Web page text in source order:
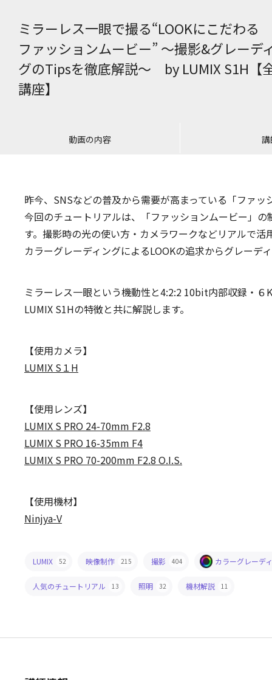
ミラーレス一眼で撮る“LOOKにこだわる
ファッションムービー” ～撮影&グレーデ
グのTipsを徹底解説～ by LUMIX S1H【
講座】
動画の内容
昨今、SNSなどの普及から需要が高まっている「ファッ
今回のチュートリアルは、「ファッションムービー」
す。撮影時の光の使い方・カメラワークなどリアルで
カラーグレーディングによるLOOKの追求からグレーデ
ミラーレス一眼という機動性と4:2:2 10bit内部収録・
LUMIX S1Hの特徴と共に解説します。
【使用カメラ】
LUMIX S１H
【使用レンズ】
LUMIX S PRO 24-70mm F2.8
LUMIX S PRO 16-35mm F4
LUMIX S PRO 70-200mm F2.8 O.I.S.
【使用機材】
Ninjya-V
LUMIX 52 映像制作 215 撮影 404 カラーグレーデ
人気のチュートリアル 13 照明 32 機材解説 11